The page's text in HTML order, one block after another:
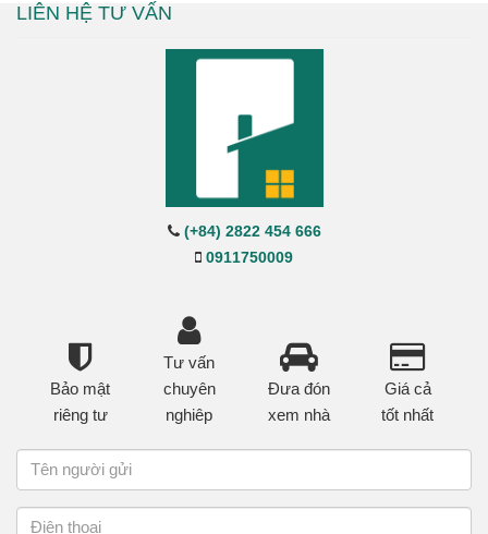
LIÊN HỆ TƯ VẤN
(+84) 2822 454 666
0911750009
Bảo mật
riêng tư
Tư vấn
chuyên
nghiêp
Đưa đón
xem nhà
Giá cả
tốt nhất